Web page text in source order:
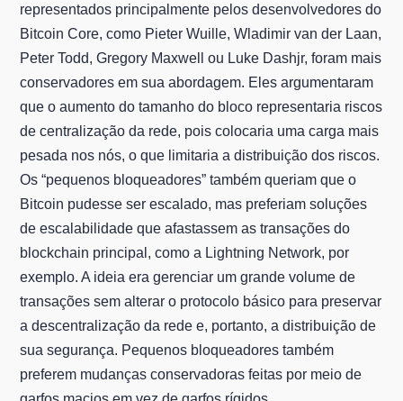
representados principalmente pelos desenvolvedores do
Bitcoin Core, como Pieter Wuille, Wladimir van der Laan,
Peter Todd, Gregory Maxwell ou Luke Dashjr, foram mais
conservadores em sua abordagem. Eles argumentaram
que o aumento do tamanho do bloco representaria riscos
de centralização da rede, pois colocaria uma carga mais
pesada nos nós, o que limitaria a distribuição dos riscos.
Os “pequenos bloqueadores” também queriam que o
Bitcoin pudesse ser escalado, mas preferiam soluções
de escalabilidade que afastassem as transações do
blockchain principal, como a Lightning Network, por
exemplo. A ideia era gerenciar um grande volume de
transações sem alterar o protocolo básico para preservar
a descentralização da rede e, portanto, a distribuição de
sua segurança. Pequenos bloqueadores também
preferem mudanças conservadoras feitas por meio de